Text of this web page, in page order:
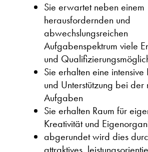
Sie erwartet neben einem
herausfordernden und
abwechslungsreichen
Aufgabenspektrum viele
und
Sie erhalten eine
und Unterstützung bei der
Aufgaben
Sie erhalten Raum für
Kreativität und
abgerundet wird dies